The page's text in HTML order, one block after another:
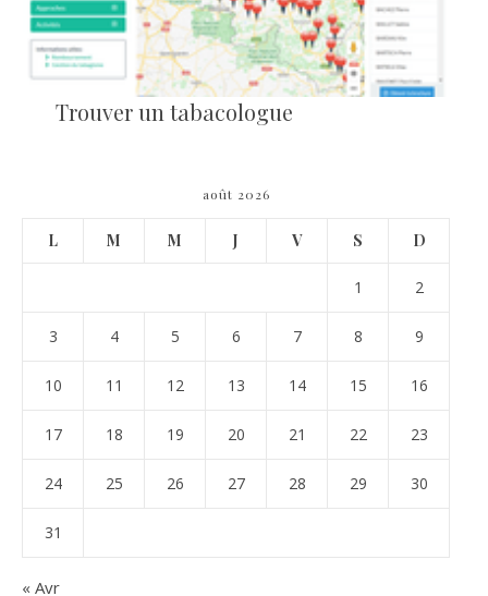
Trouver un tabacologue
août 2026
L M M J V S D
1 2
3 4 5 6 7 8 9
10 11 12 13 14 15 16
17 18 19 20 21 22 23
24 25 26 27 28 29 30
31
« Avr